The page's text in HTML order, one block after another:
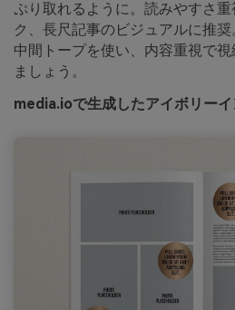
ぷり取れるように。読みやすさ
ク、長尺記事のビジュアルに推
中間トープを使い、内容重視で
ましょう。
media.ioで生成したアイボリーイ